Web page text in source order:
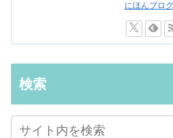
にほんブロ
検索